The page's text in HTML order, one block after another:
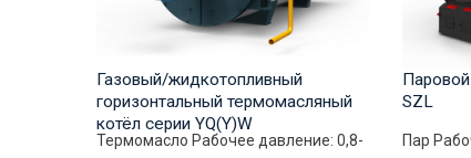
Газовый/жидкотопливный
горизонтальный термомасляный
котёл серии YQ(Y)W
Термомасло Рабочее давление: 0,8-
SZL
Пар